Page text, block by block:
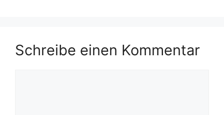
Schreibe einen Kommentar